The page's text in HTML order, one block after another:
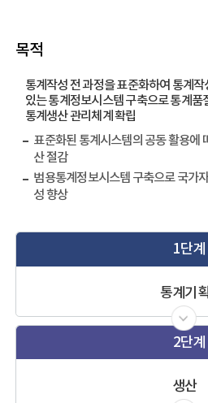
목적
통계작성 전 과정을 표준화하여 통계
있는 통계정보시스템 구축으로 통계품
통계생산 관리체계 확립
표준화된 통계시스템의 공동 활용에
산 절감
범용통계정보시스템 구축으로 국가
성 향상
1단계
통계기획
2단계
생산